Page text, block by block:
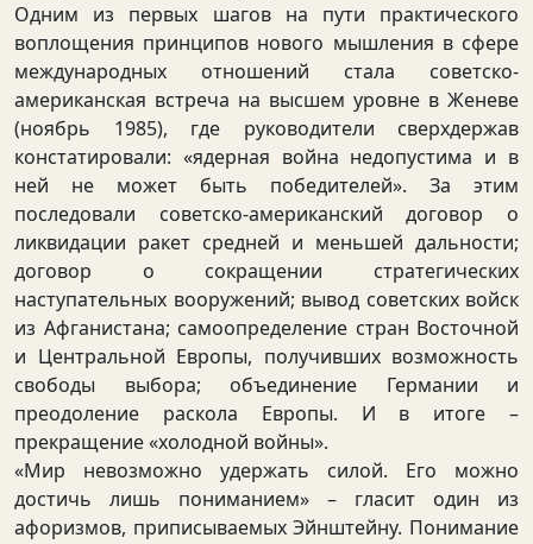
Одним из первых шагов на пути практического
воплощения принципов нового мышления в сфере
международных отношений стала советско-
американская встреча на высшем уровне в Женеве
(ноябрь 1985), где руководители сверхдержав
констатировали: «ядерная война недопустима и в
ней не может быть победителей». За этим
последовали советско-американский договор о
ликвидации ракет средней и меньшей дальности;
договор о сокращении стратегических
наступательных вооружений; вывод советских войск
из Афганистана; самоопределение стран Восточной
и Центральной Европы, получивших возможность
свободы выбора; объединение Германии и
преодоление раскола Европы. И в итоге –
прекращение «холодной войны».
«Мир невозможно удержать силой. Его можно
достичь лишь пониманием» – гласит один из
афоризмов, приписываемых Эйнштейну. Понимание